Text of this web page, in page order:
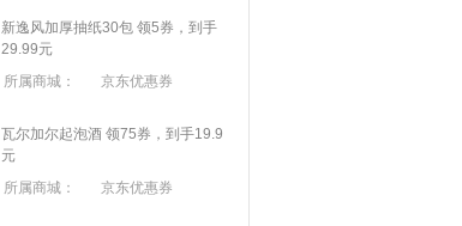
新逸风加厚抽纸30包 领5券，到手
29.99元
所属商城：
京东优惠券
瓦尔加尔起泡酒 领75券，到手19.9
元
所属商城：
京东优惠券